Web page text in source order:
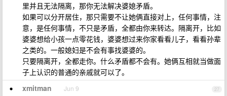
里并且无法隔离，那你无法解决婆媳矛盾。
如果可以分开居住，那只需要不让她俩直接对上，任何事情，注
意，是任何事情，不只是矛盾，全都由你来转达。隔离开，比如
婆婆想给小孩一点零花钱，婆婆想过来你家看看儿子，看看孙辈
之类的。一般媳妇是不会有事找婆婆的。
只要隔离开，全都走你。什么矛盾都不会有。她俩互相就当做面
子上认识的普通的亲戚就可以了。
27
xmitman Jun 9